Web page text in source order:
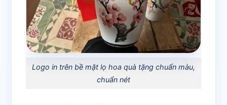
Logo in trên bề mặt lọ hoa quà tặng chuẩn màu,
chuẩn nét